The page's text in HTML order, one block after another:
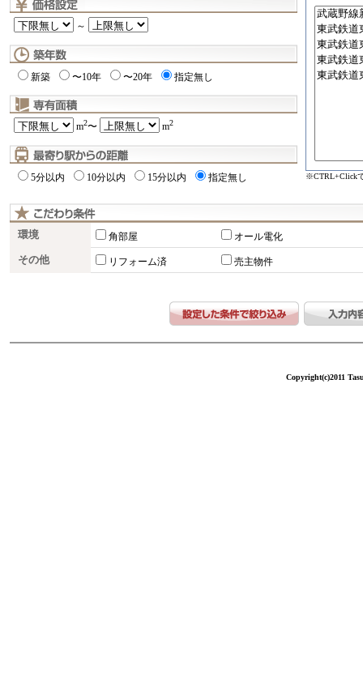
～
新築 〜10年 〜20年 指定無し
m2〜 m2
5分以内 10分以内 15分以内 指定無し ※CTRL+Click
環境 角部屋 オール電化
その他 リフォーム済 売主物件
Copyright(c)2011